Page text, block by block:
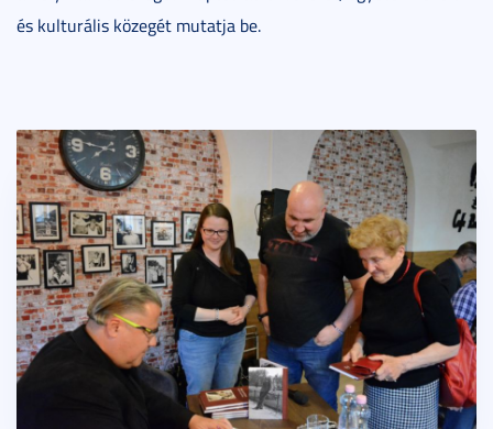
és kulturális közegét mutatja be.